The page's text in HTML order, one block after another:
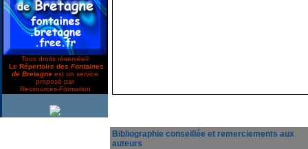
Tous droits réservés©
Le Répertoire des Fontaines
de Bretagne est un service
proposé par
Ressources-Formation
Bibliographie conseillée et remerciements aux
auteurs